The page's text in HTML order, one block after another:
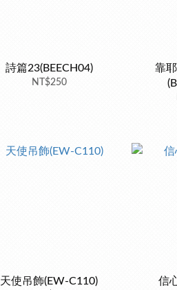
詩篇23(BEECH04)
NT$250
靠
天使吊飾(EW-C110) 信